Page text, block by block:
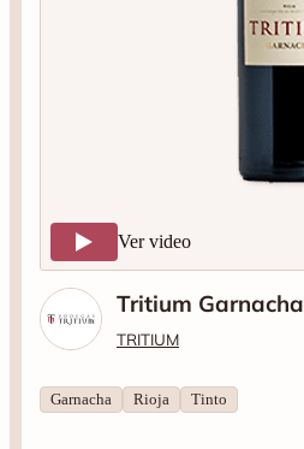
Ver video
Tritium Garnacha
TRITIUM
Garnacha Rioja Tinto